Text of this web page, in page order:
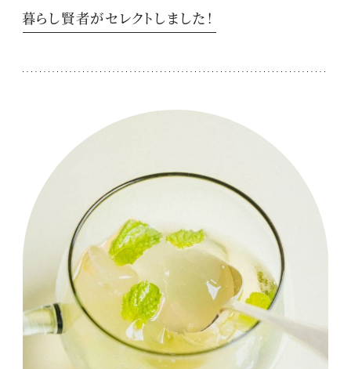
暮らし賢者がセレクトしました！